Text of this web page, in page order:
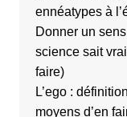
ennéatypes à
Donner un
science sait
faire)
L’ego :
moyens d’en